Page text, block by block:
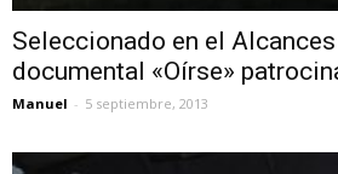
Seleccionado en el Alcances
documental «Oírse»
Manuel - 5 septiembre, 2013